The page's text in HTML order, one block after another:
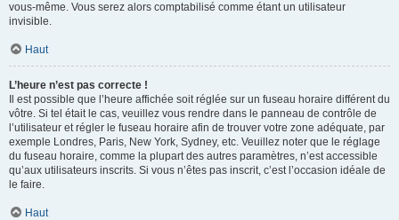
vous-même. Vous serez alors comptabilisé comme étant un utilisateur
invisible.
Haut
L’heure n’est pas correcte !
Il est possible que l’heure affichée soit réglée sur un fuseau horaire différent du
vôtre. Si tel était le cas, veuillez vous rendre dans le panneau de contrôle de
l’utilisateur et régler le fuseau horaire afin de trouver votre zone adéquate, par
exemple Londres, Paris, New York, Sydney, etc. Veuillez noter que le réglage
du fuseau horaire, comme la plupart des autres paramètres, n’est accessible
qu’aux utilisateurs inscrits. Si vous n’êtes pas inscrit, c’est l’occasion idéale de
le faire.
Haut